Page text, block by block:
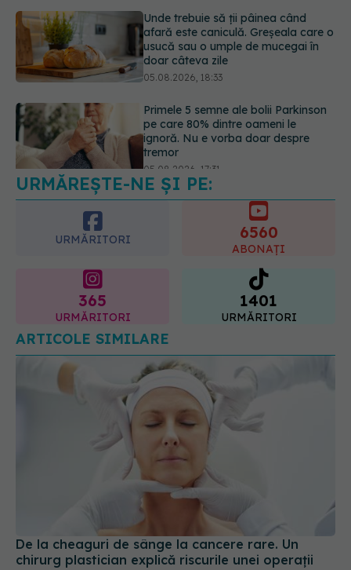
usucă sau o umple de mucegai în
doar câteva zile
05.08.2026, 18:33
Primele 5 semne ale bolii Parkinson
ignoră. Nu e vorba doar despre
tremor
05.08.2026, 17:31
Gabriela Cristea, manifest pentru
respect și acceptare: Corpul
fiecăruia spune o poveste
URMĂREȘTE-NE ȘI PE:
URMĂRITORI 6560
ABONAȚI
365
URMĂRITORI
1401
URMĂRITORI
ARTICOLE SIMILARE
De la cheaguri de sânge la cancere rare. Un
chirurg plastician explică riscurile unei operații
estetice